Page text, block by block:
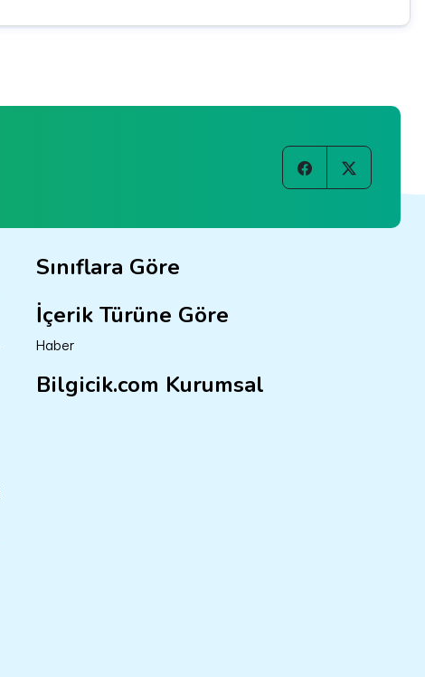
Sınıflara Göre
İçerik Türüne Göre
Haber
Bilgicik.com Kurumsal